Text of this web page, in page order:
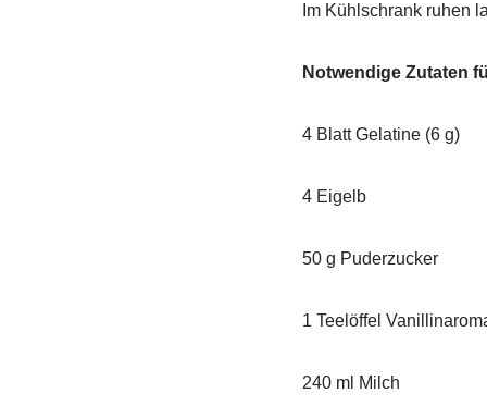
Im Kühlschrank ruhen
Notwendige Zutaten
4 Blatt Gelatine (6 g)
4 Eigelb
50 g Puderzucker
1 Teelöffel
240 ml Milch